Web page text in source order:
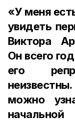
«У меня
увидеть
Виктора
Он всего
его
можно